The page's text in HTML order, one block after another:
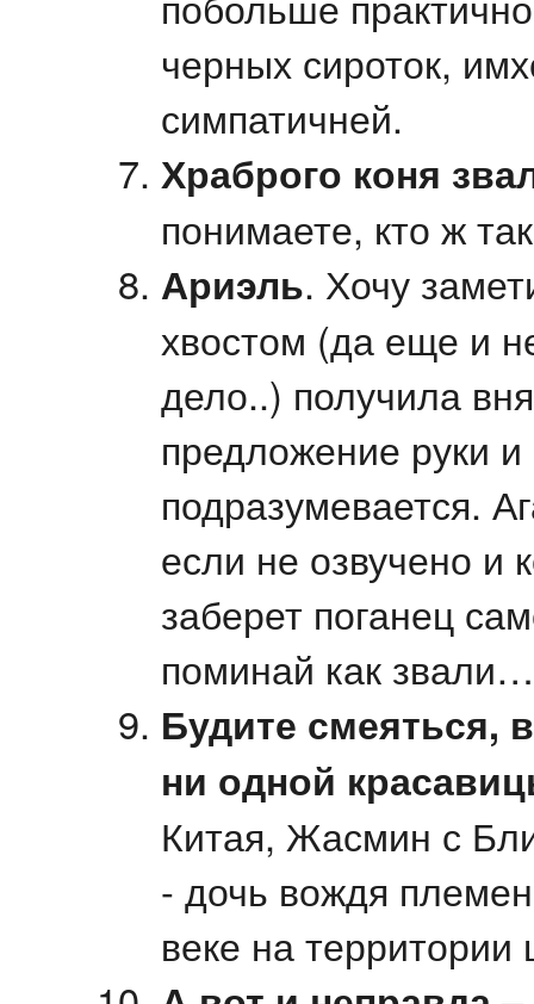
черных сироток,
симпатичней.
Храброго коня
понимаете, кто ж
Ариэль. Хочу
хвостом (да еще и
дело..) получила
предложение руки
подразумевается.
если не озвучено и
заберет поганец
поминай как звали…
Будите смеяться,
ни одной
Китая, Жасмин с
- дочь вождя
веке на